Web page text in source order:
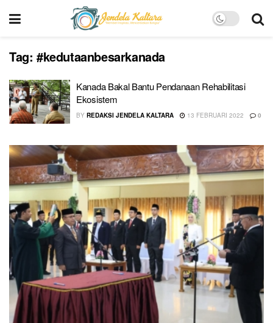
Tag: #kedutaanbesarkanada
Kanada Bakal Bantu Pendanaan Rehabilitasi
Ekosistem
BY REDAKSI JENDELA KALTARA 13 FEBRUARI 2022 0